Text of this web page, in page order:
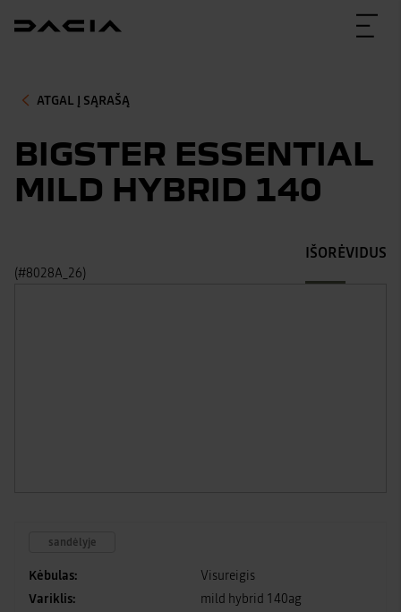
ATGAL Į SĄRAŠĄ
BIGSTER ESSENTIAL
MILD HYBRID 140
(#8028A_26)
IŠORĖVIDUS
sandėlyje
Kėbulas:
Visureigis
Variklis:
mild hybrid 140ag